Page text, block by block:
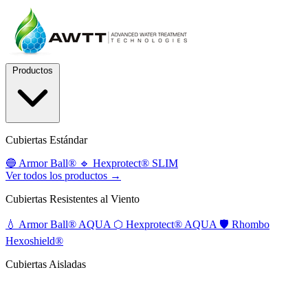
Cubiertas Estándar
🔵 Armor Ball® 🔹 Hexprotect® SLIM
Ver todos los productos →
Cubiertas Resistentes al Viento
💧 Armor Ball® AQUA ⬡ Hexprotect® AQUA 🛡️ Rhombo
Hexoshield®
Cubiertas Aisladas